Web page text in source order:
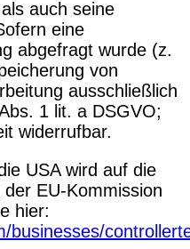
auch seine
eine
abgefragt wurde (z.
von
ausschließlich
1 lit. a DSGVO;
widerrufbar.
USA wird auf die
EU-Kommission
hier:
businesses/